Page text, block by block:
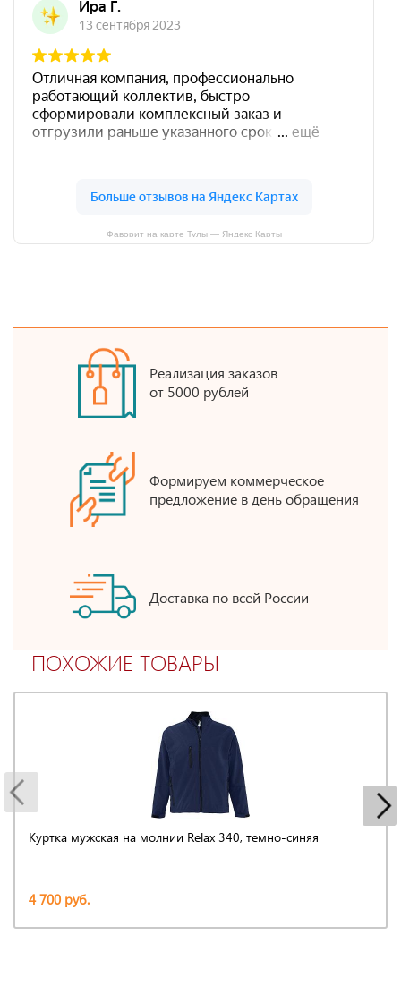
Фаворит на карте Тулы — Яндекс Карты
Реализация заказов
от 5000 рублей
Формируем коммерческое
предложение в день обращения
Доставка по всей России
ПОХОЖИЕ ТОВАРЫ
Куртка мужская на молнии Relax 340, темно-синяя
4 700 руб.